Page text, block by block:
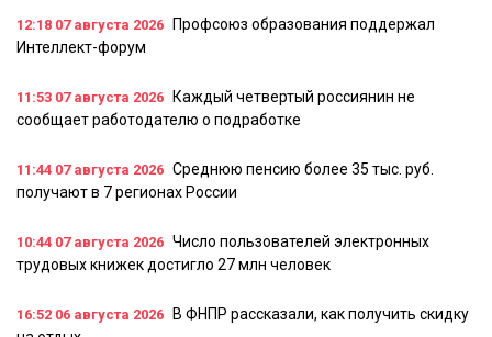
12:18 07 августа 2026
Профсоюз образования поддержал
Интеллект-форум
11:53 07 августа 2026
Каждый четвертый россиянин не
сообщает работодателю о подработке
11:44 07 августа 2026 Среднюю пенсию более 35 тыс. руб.
получают в 7 регионах России
10:44 07 августа 2026 Число пользователей электронных
трудовых книжек достигло 27 млн человек
16:52 06 августа 2026
В ФНПР рассказали, как получить скидку